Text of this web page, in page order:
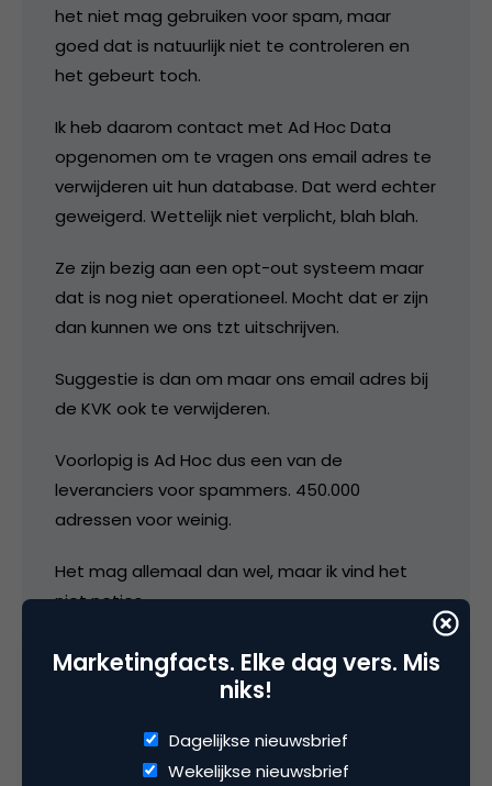
het niet mag gebruiken voor spam, maar
goed dat is natuurlijk niet te controleren en
het gebeurt toch.
Ik heb daarom contact met Ad Hoc Data
opgenomen om te vragen ons email adres te
verwijderen uit hun database. Dat werd echter
geweigerd. Wettelijk niet verplicht, blah blah.
Ze zijn bezig aan een opt-out systeem maar
dat is nog niet operationeel. Mocht dat er zijn
dan kunnen we ons tzt uitschrijven.
Suggestie is dan om maar ons email adres bij
de KVK ook te verwijderen.
Voorlopig is Ad Hoc dus een van de
leveranciers voor spammers. 450.000
adressen voor weinig.
Het mag allemaal dan wel, maar ik vind het
niet netjes.
Zelf hebben we ook een aantal sites met
mailinglists (ook b2b) en we maken daar altijd
werkt en duurzame relaties kweekt.
Marketingfacts. Elke dag vers. Mis
niks!
Dagelijkse nieuwsbrief
Wekelijkse nieuwsbrief